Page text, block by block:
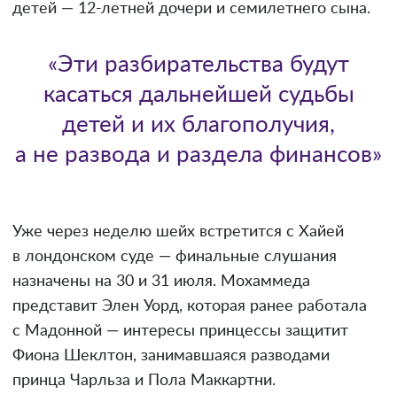
детей — 12-летней дочери и семилетнего сына.
«Эти разбирательства будут
касаться дальнейшей судьбы
детей и их благополучия,
а не развода и раздела финансов»
Уже через неделю шейх встретится с Хайей
в лондонском суде — финальные слушания
назначены на 30 и 31 июля. Мохаммеда
представит Элен Уорд, которая ранее работала
с Мадонной — интересы принцессы защитит
Фиона Шеклтон, занимавшаяся разводами
принца Чарльза и Пола Маккартни.